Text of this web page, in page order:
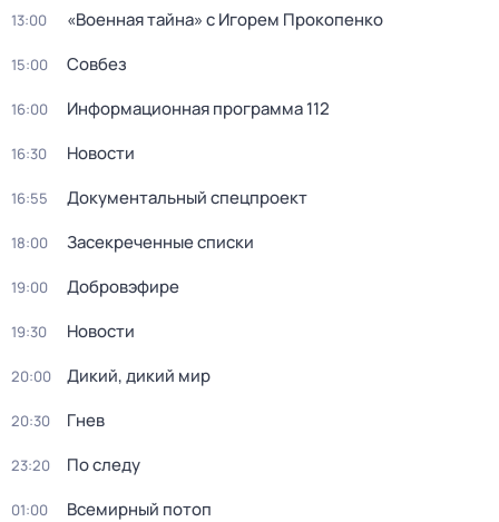
13:00 «Военная тайна» с Игорем Прокопенко
15:00 Совбез
16:00 Информационная программа 112
16:30 Новости
16:55 Докyментальный спецпроeкт
18:00 Заcекрeченные списки
19:00 Добровэфире
19:30 Новости
20:00 Дикий, дикий мир
20:30 Гнев
23:20 По следу
01:00 Вceмирный потоп